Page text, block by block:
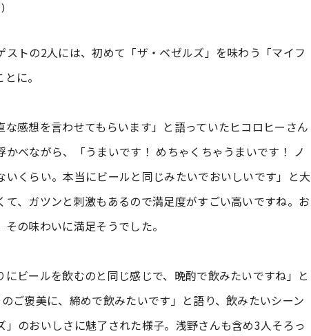
トの2人には、初めて「ザ・ベゼルズ」を味わう「マイフ
に。
感想を言わせてもらいます」と語っていたヒコロヒーさん
べながら、「うまいです！ めちゃくちゃうまいです！ ノ
くらい。本当にビールと同じみたいでおいしいです」と大
、ガツンと刺激もあるので満足度がすごい高いですね。お
の味わいに満足そうでした。
ビールを飲むのと同じ感じで、晩酌で飲みたいですね」と
ご褒美に、締めで飲みたいです」と語り、飲みたいシーン
のおいしさに魅了された様子。浅野さんも含め3人そろっ